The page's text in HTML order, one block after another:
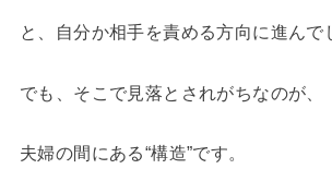
と、自分か相手を責める方向に進んで
でも、そこで見落とされがちなのが、
夫婦の間にある“構造”です。